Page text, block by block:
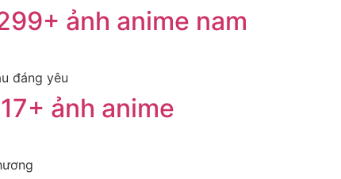
ảnh anime nam
ảnh anime